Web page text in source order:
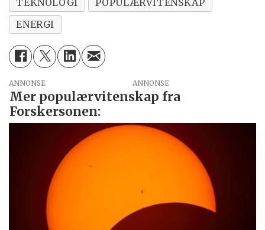
ENERGI
ANNONSE
Mer populærvitenskap fra
Forskersonen: